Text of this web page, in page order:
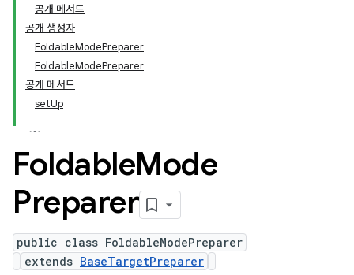
공개 메서드
공개 생성자
FoldableModePreparer
FoldableModePreparer
공개 메서드
setUp
FoldableMode
Preparer
public class FoldableModePreparer
extends BaseTargetPreparer